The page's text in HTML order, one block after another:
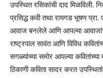
उपस्थित रसिकांची दाद मिळविली.
प्रसिद्ध कवी तथा रायगड भूषण प्रा.
आवाज बनलेले आणि आपल्या
राष्ट्रपाल सावंत आणि विविध
सगळ्यांच्या समोर आपल्या कवितांच्या
ठिकाणी कविता सादर करत